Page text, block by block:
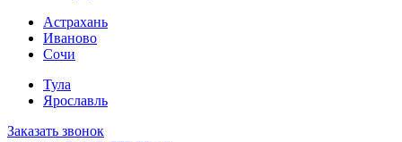
Астрахань
Иваново
Сочи
Тула
Ярославль
Заказать звонок